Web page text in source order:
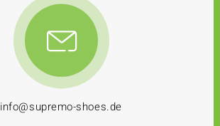
info@supremo-shoes.de